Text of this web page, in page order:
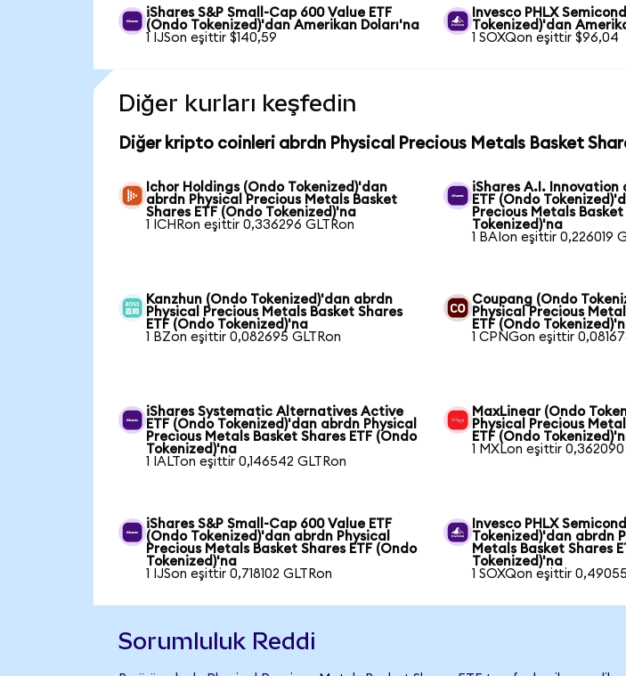
iShares S&P Small-Cap 600 Value ETF
(Ondo Tokenized)'dan Amerikan Doları'na
1 IJSon eşittir $140,59
Invesco PHLX
Tokenized)'dan
1 SOXQon eşittir $96,04
Diğer kurları keşfedin
Diğer kripto coinleri abrdn Physical Precious Metals Basket
Ichor Holdings (Ondo Tokenized)'dan
abrdn Physical Precious Metals Basket
Shares ETF (Ondo Tokenized)'na
1 ICHRon eşittir 0,336296 GLTRon
iShares A.I. Innovation
ETF (Ondo
Precious Metals Basket
Tokenized)'na
1 BAIon eşittir 0,226019
Kanzhun (Ondo Tokenized)'dan abrdn
Physical Precious Metals Basket Shares
ETF (Ondo Tokenized)'na
1 BZon eşittir 0,082695 GLTRon
Coupang (Ondo
Physical Precious
ETF (Ondo
1 CPNGon eşittir
iShares Systematic Alternatives Active
ETF (Ondo Tokenized)'dan abrdn Physical
Precious Metals Basket Shares ETF (Ondo
Tokenized)'na
1 IALTon eşittir 0,146542 GLTRon
MaxLinear (Ondo
Physical Precious
ETF (Ondo
1 MXLon eşittir 0,362090
iShares S&P Small-Cap 600 Value ETF
(Ondo Tokenized)'dan abrdn Physical
Precious Metals Basket Shares ETF (Ondo
Tokenized)'na
1 IJSon eşittir 0,718102 GLTRon
Invesco PHLX
Tokenized)'dan abrdn
Metals Basket Shares
Tokenized)'na
1 SOXQon eşittir
Sorumluluk Reddi